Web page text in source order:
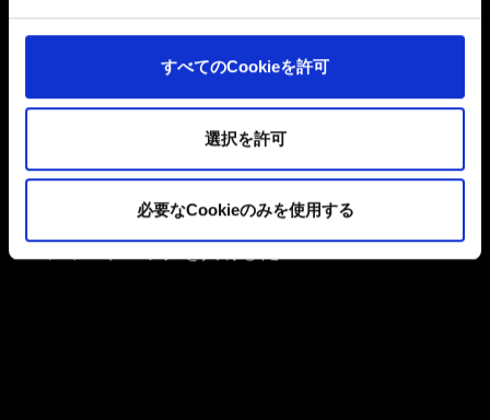
た、ソーシャルメディア上などでお客様が興味を持ちそ
うなコンテンツをお届けするために、一部のCookieをパ
これらのオプションが有効になることはありません。
細は、下記の「設定」メニューでご確認ください。
すべてのCookieを許可
選択を許可
必要なCookieのみを使用する
『グウェント：ローグメイジ』デラックスエデ
提案
フィードバックを共有したい